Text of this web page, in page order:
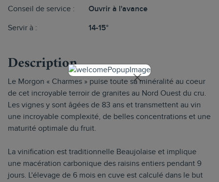
Conseil de service : Ouvrir à l'avance
Servir à : 14-15°
Description
Le Morgon « Charmes » puise toute sa minéralité au coeur
de cet incroyable terroir de granites au Nord Ouest du cru.
Les vignes y sont âgées de 83 ans et transmettent au vin
une incroyable complexité, de belles concentrations et une
maturité optimale du fruit.
La vinification est traditionnelle Beaujolaise et implique
une macération carbonique des raisins entiers pendant 9
jours. L'élevage de 6 mois en cuve est calculé dans le but